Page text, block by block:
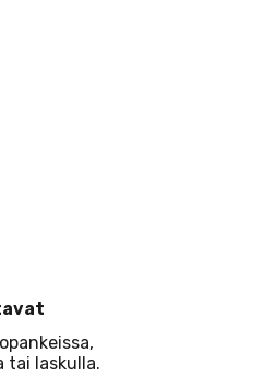
tai laskulla.